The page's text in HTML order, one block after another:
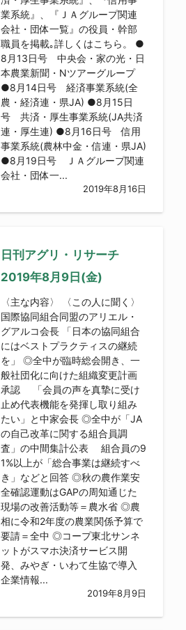
業系統』、『ＪＡグループ関連
会社・団体一覧』の役員・幹部
職員を掲載｡詳しくはこちら。 ●
8月13日号 中央会・家の光・日
本農業新聞・Nツアーグループ
●8月14日号 経済事業系統(全
農・経済連・県JA) ●8月15日
号 共済・厚生事業系統(JA共済
連・厚生連) ●8月16日号 信用
事業系統(農林中金・信連・県JA)
●8月19日号 ＪＡグループ関連
会社・団体一...
2019年8月16日
日刊アグリ・リサーチ
2019年8月9日(金)
〈主な内容〉 〈この人に聞く〉
国際協同組合同盟のアリエル・
グアルコ会長 「日本の協同組合
にはベストプラクティスの継続
を」 ◎全中が臨時総会開き、一
般社団化に向けた組織変更計画
承認 「会員の声を真摯に受け
止め代表機能を発揮し取り組み
たい」と中家会長 ◎全中が「JA
の自己改革に関する組合員調
査」の中間集計公表 組合員の9
1%以上が「総合事業は継続すべ
き」などと回答 ◎秋の農作業安
全確認運動はGAPの周知通じた
現場の改善活動等＝農水省 ◎農
相に令和2年度の農業関係予算で
要請＝全中 ◎コープ東北サンネ
ットがスマホ決済サービス開
発、みやぎ・いわて生協で導入
企業情報...
2019年8月9日